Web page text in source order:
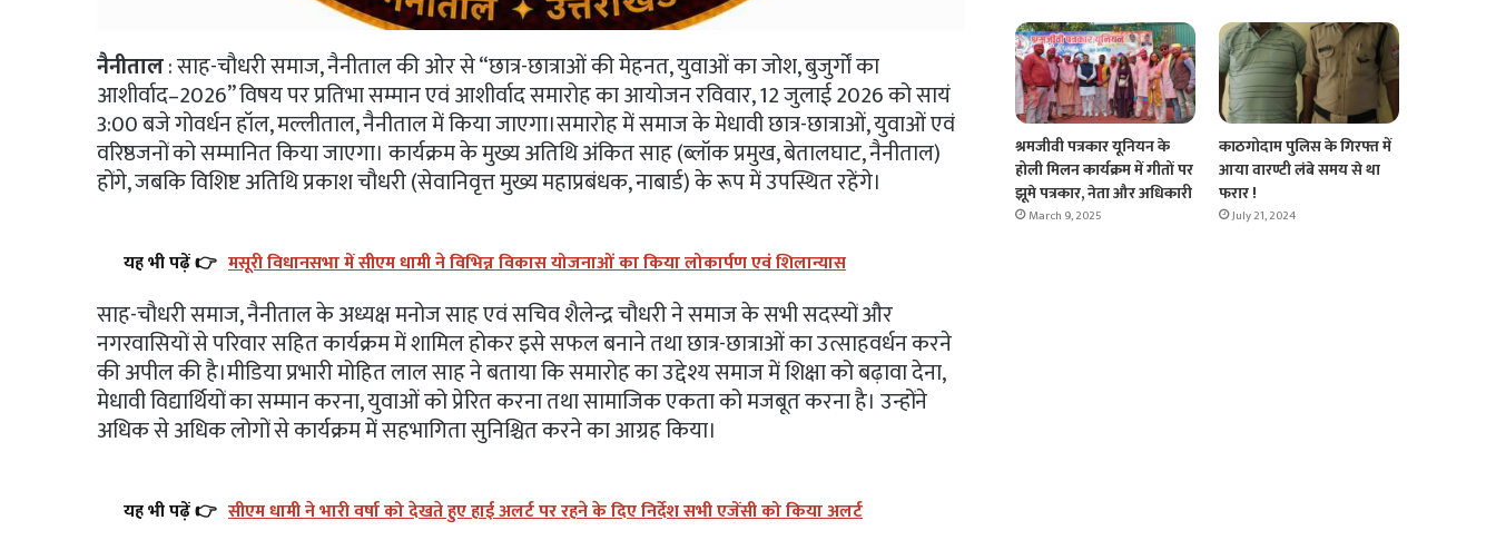
नैनीताल: साह-चौधरी समाज, नैनीताल की ओर से “छात्र-छात्राओं की मेहनत, युवाओं का जोश, बुजुर्गों का
आशीर्वाद–2026” विषय पर प्रतिभा सम्मान एवं आशीर्वाद समारोह का आयोजन रविवार, 12 जुलाई 2026 को सायं
3:00 बजे गोवर्धन हॉल, मल्लीताल, नैनीताल में किया जाएगा।समारोह में समाज के मेधावी छात्र-छात्राओं, युवाओं एवं
वरिष्ठजनों को सम्मानित किया जाएगा। कार्यक्रम के मुख्य अतिथि अंकित साह (ब्लॉक प्रमुख, बेतालघाट, नैनीताल)
होंगे, जबकि विशिष्ट अतिथि प्रकाश चौधरी (सेवानिवृत्त मुख्य महाप्रबंधक, नाबार्ड) के रूप में उपस्थित रहेंगे।
यह भी पढ़ें 👉 मसूरी विधानसभा में सीएम धामी ने विभिन्न विकास योजनाओं का किया लोकार्पण एवं शिलान्यास
साह-चौधरी समाज, नैनीताल के अध्यक्ष मनोज साह एवं सचिव शैलेन्द्र चौधरी ने समाज के सभी सदस्यों और
नगरवासियों से परिवार सहित कार्यक्रम में शामिल होकर इसे सफल बनाने तथा छात्र-छात्राओं का उत्साहवर्धन करने
की अपील की है।मीडिया प्रभारी मोहित लाल साह ने बताया कि समारोह का उद्देश्य समाज में शिक्षा को बढ़ावा देना,
मेधावी विद्यार्थियों का सम्मान करना, युवाओं को प्रेरित करना तथा सामाजिक एकता को मजबूत करना है। उन्होंने
अधिक से अधिक लोगों से कार्यक्रम में सहभागिता सुनिश्चित करने का आग्रह किया।
यह भी पढ़ें 👉 सीएम धामी ने भारी वर्षा को देखते हुए हाई अलर्ट पर रहने के दिए निर्देश सभी एजेंसी को किया अलर्ट
श्रमजीवी पत्रकार यूनियन के
होली मिलन कार्यक्रम में गीतों पर
झूमे पत्रकार, नेता और अधिकारी
March 9, 2025
काठगोदाम पुलिस के गिरफ्त में
आया वारण्टी लंबे समय से था
फरार !
July 21, 2024